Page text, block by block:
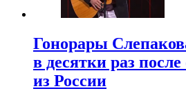
Гонорары
в десятки раз после
из России